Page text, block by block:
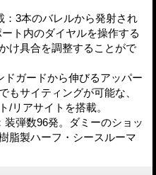
3本のバレルから発射され
ト内のダイヤルを操作する
け具合を調整することがで
ガードから伸びるアッパー
もサイティングが可能な、
/リアサイトを搭載。
弾数96発。ダミーのショッ
脂製ハーフ・シースルーマ